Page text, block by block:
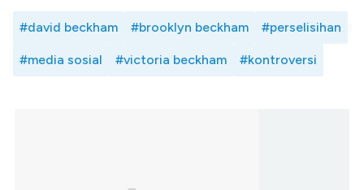
#david beckham #brooklyn beckham #perselisihan
#media sosial #victoria beckham #kontroversi